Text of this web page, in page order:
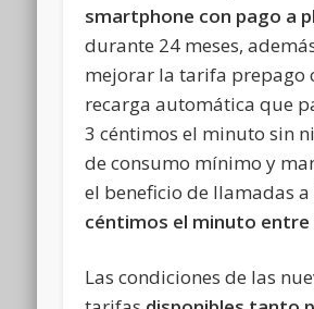
smartphone con pago a
durante 24 meses,
mejorar la tarifa prepago
recarga automática que
3 céntimos el minuto sin
de consumo mínimo y
el beneficio de llamadas a
céntimos el minuto entre
Las condiciones de las